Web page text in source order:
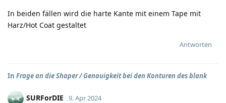
In beiden fällen wird die harte Kante mit einem Tape mit
Harz/Hot Coat gestaltet
Antworten
In Frage an die Shaper / Genauigkeit bei den Konturen des blank
SURForDIE 9. Apr 2024